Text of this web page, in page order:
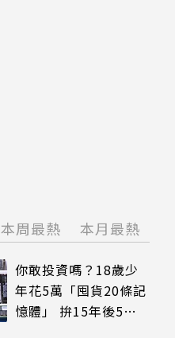
本周最熱 本月最熱
你敢投資嗎？18歲少
年花5萬「囤貨20條記
憶體」 拚15年後5倍